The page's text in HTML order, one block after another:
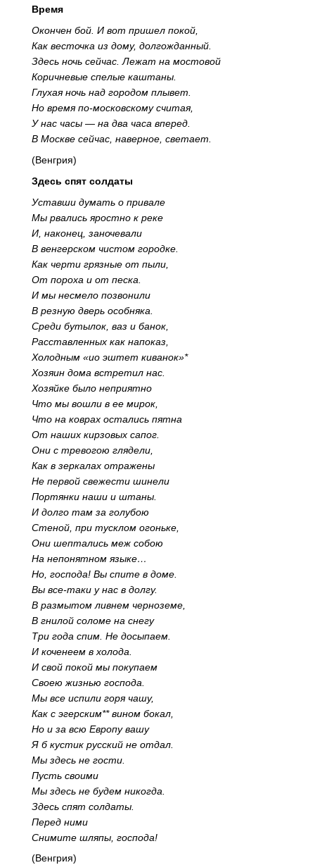
Время
Окончен бой. И вот пришел покой,
Как весточка из дому, долгожданный.
Здесь ночь сейчас. Лежат на мостовой
Коричневые спелые каштаны.
Глухая ночь над городом плывет.
Но время по-московскому считая,
У нас часы — на два часа вперед.
В Москве сейчас, наверное, светает.
(Венгрия)
Здесь спят солдаты
Уставши думать о привале
Мы рвались яростно к реке
И, наконец, заночевали
В венгерском чистом городке.
Как черти грязные от пыли,
От пороха и от песка.
И мы несмело позвонили
В резную дверь особняка.
Среди бутылок, ваз и банок,
Расставленных как напоказ,
Холодным «ио эштет киванок»*
Хозяин дома встретил нас.
Хозяйке было неприятно
Что мы вошли в ее мирок,
Что на коврах остались пятна
От наших кирзовых сапог.
Они с тревогою глядели,
Как в зеркалах отражены
Не первой свежести шинели
Портянки наши и штаны.
И долго там за голубою
Стеной, при тусклом огоньке,
Они шептались меж собою
На непонятном языке…
Но, господа! Вы спите в доме.
Вы все-таки у нас в долгу.
В размытом ливнем черноземе,
В гнилой соломе на снегу
Три года спим. Не досыпаем.
И коченеем в холода.
И свой покой мы покупаем
Своею жизнью господа.
Мы все испили горя чашу,
Как с эгерским** вином бокал,
Но и за всю Европу вашу
Я б кустик русский не отдал.
Мы здесь не гости.
Пусть своими
Мы здесь не будем никогда.
Здесь спят солдаты.
Перед ними
Снимите шляпы, господа!
(Венгрия)